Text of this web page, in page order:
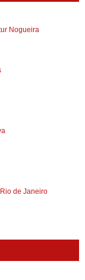
Nogueira
de Janeiro